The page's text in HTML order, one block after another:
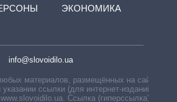
ЭКОНОМИКА
info@slovoidilo.ua
материалов, размещённых на сайте,
ссылки (для интернет-изданий —
Ссылка (гиперссылка)